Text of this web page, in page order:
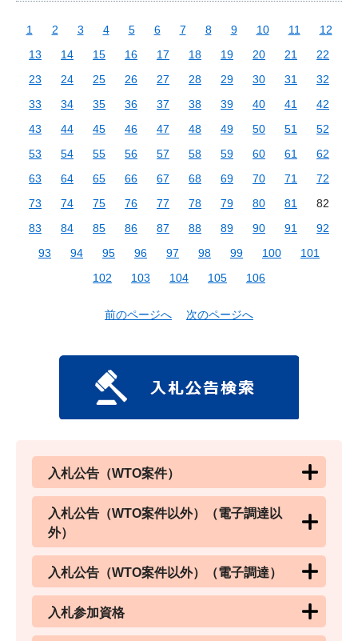
1 2 3 4 5 6 7 8 9 10 11
12
13
14 15 16 17 18 19 20 21
22
23
24 25 26 27 28 29 30 31
32
33
34 35 36 37 38 39 40 41
42
43
44 45 46 47 48 49 50 51
52
53
54 55 56 57 58 59 60 61
62
63
64 65 66 67 68 69 70 71
72
73
74 75 76 77 78 79 80 81
82
83
84 85 86 87 88 89 90 91
92
93
94 95 96 97 98 99 100
101
102
103 104 105 106
前のページへ 次のページへ
入札公告（WTO案件）
入札公告（WTO案件以外）（電子調達以
外）
入札公告（WTO案件以外）（電子調達）
入札参加資格